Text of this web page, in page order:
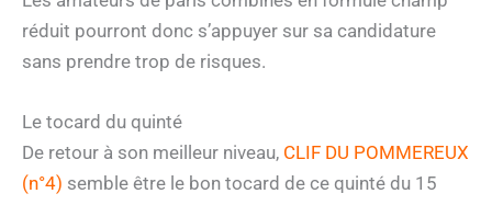
réduit pourront donc s’appuyer sur sa candidature
sans prendre trop de risques.
Le tocard du quinté
De retour à son meilleur niveau, CLIF DU POMMEREUX
(n°4) semble être le bon tocard de ce quinté du 15